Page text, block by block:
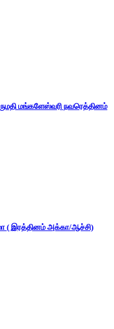
மங்களேஸ்வரி நவரெத்தினம்
( இரத்தினம் அக்கா/ஆச்சி)